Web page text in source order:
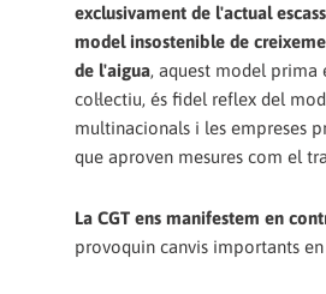
exclusivament de l'actual
model insostenible de
de l'aigua, aquest model
col·lectiu, és fidel reflex del
multinacionals i les empreses
que aproven mesures com el
La CGT ens manifestem en
provoquin canvis importants en